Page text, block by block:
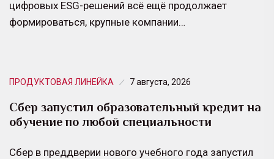
цифровых ESG-решений всё ещё продолжает
формироваться, крупные компании…
ПРОДУКТОВАЯ ЛИНЕЙКА 7 августа, 2026
Сбер запустил образовательный кредит на
обучение по любой специальности
Сбер в преддверии нового учебного года запустил